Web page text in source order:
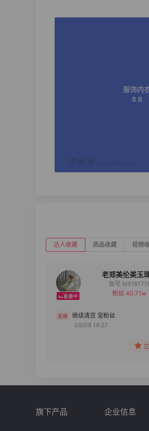
达人收藏 商品收藏 视频
老郑美伦美玉
备注
账号
粉丝 40.71w
继续清货 宠粉丝
08/08 19:27
旗下产品 企业信息